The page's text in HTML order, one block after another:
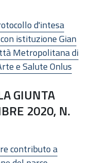
d'intesa
istituzione Gian
Metropolitana di
e Salute Onlus
GIUNTA
2020, N.
contributo a